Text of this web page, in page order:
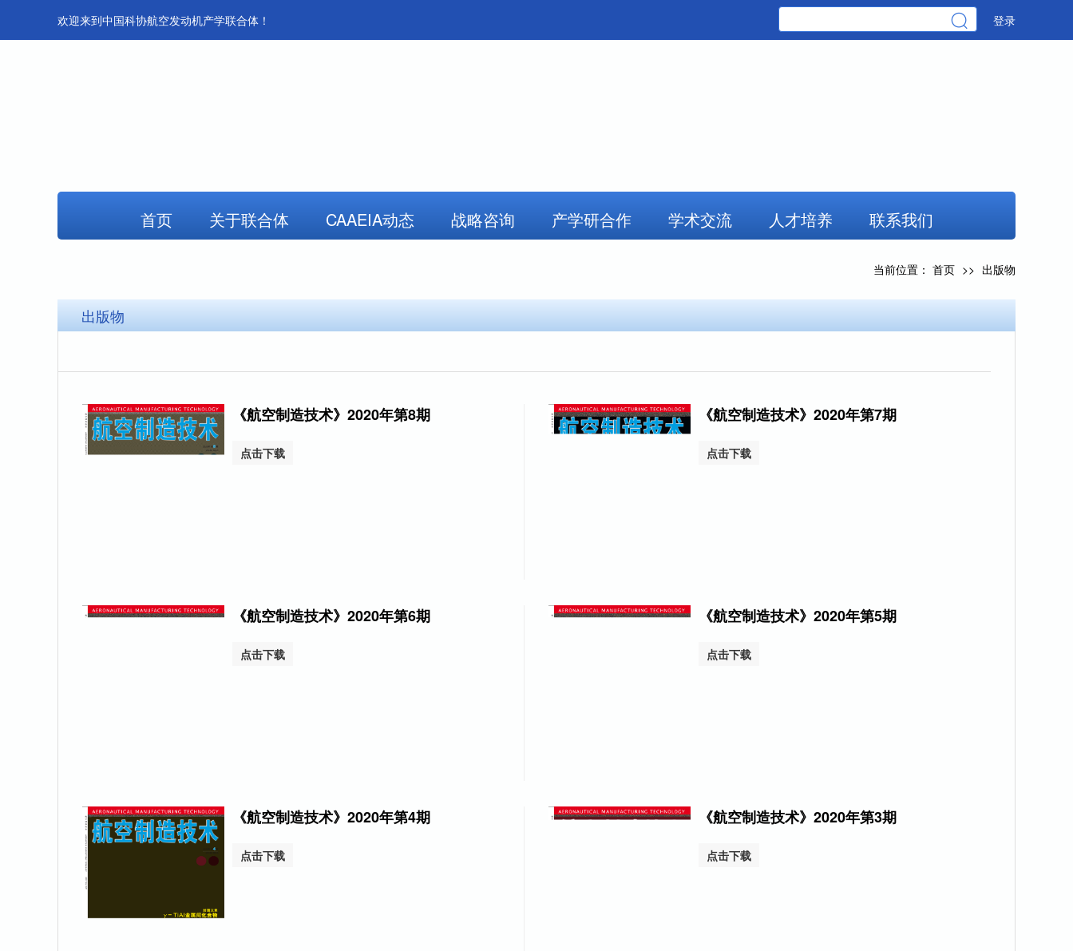
欢迎来到中国科协航空发动机产学联合体！ 登录
首页 关于联合体 CAAEIA动态 战略咨询 产学研合作 学术交流 人才培养 联系我们
当前位置： 首页 >> 出版物
出版物
《航空制造技术》2020年第8期
点击下载
《航空制造技术》2020年第7期
点击下载
《航空制造技术》2020年第6期
点击下载
《航空制造技术》2020年第5期
点击下载
《航空制造技术》2020年第4期
点击下载
《航空制造技术》2020年第3期
点击下载